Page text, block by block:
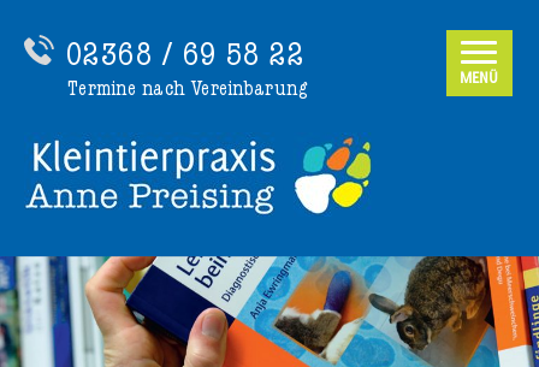
02368 / 69 58 22
Termine nach Vereinbarung
MENÜ